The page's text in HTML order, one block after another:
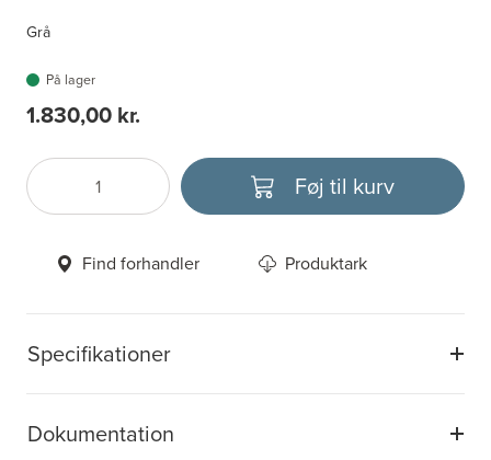
Specifikationer
Dokumentation
Grå
På lager
1.830,00 kr.
Antal
Vælg enhed Føj til kurv
Find forhandler Produktark